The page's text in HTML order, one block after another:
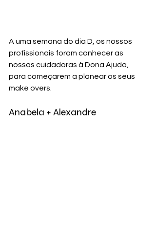
A uma semana do dia D, os nossos
profissionais foram conhecer as
nossas cuidadoras à Dona Ajuda,
para começarem a planear os seus
make overs.
Anabela + Alexandre